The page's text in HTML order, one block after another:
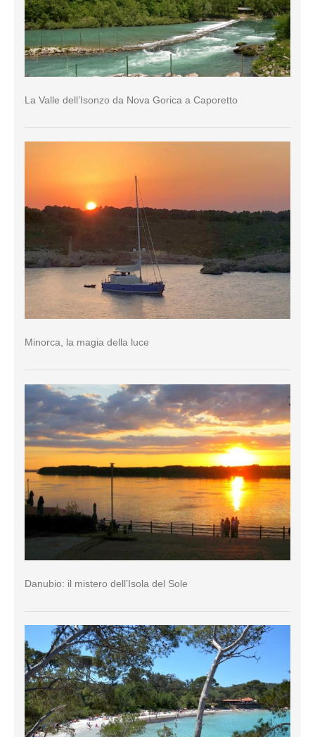
La Valle dell’Isonzo da Nova Gorica a Caporetto
Minorca, la magia della luce
Danubio: il mistero dell’Isola del Sole